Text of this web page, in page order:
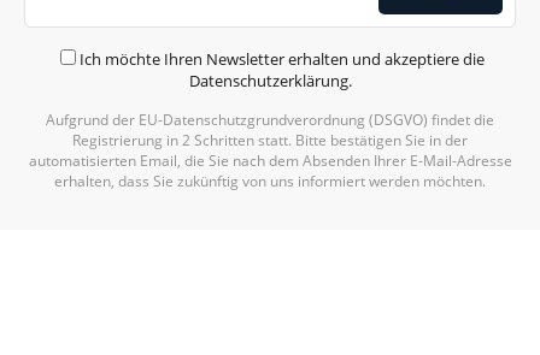
Ich möchte Ihren Newsletter erhalten und akzeptiere die
Datenschutzerklärung.
Aufgrund der EU-Datenschutzgrundverordnung (DSGVO) findet die
Registrierung in 2 Schritten statt. Bitte bestätigen Sie in der
automatisierten Email, die Sie nach dem Absenden Ihrer E-Mail-Adresse
erhalten, dass Sie zukünftig von uns informiert werden möchten.